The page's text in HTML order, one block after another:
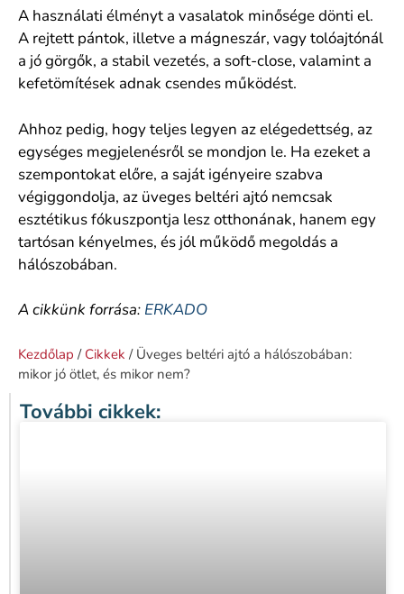
A használati élményt a vasalatok minősége dönti el.
A rejtett pántok, illetve a mágneszár, vagy tolóajtónál
a jó görgők, a stabil vezetés, a soft-close, valamint a
kefetömítések adnak csendes működést.
Ahhoz pedig, hogy teljes legyen az elégedettség, az
egységes megjelenésről se mondjon le. Ha ezeket a
szempontokat előre, a saját igényeire szabva
végiggondolja, az üveges beltéri ajtó nemcsak
esztétikus fókuszpontja lesz otthonának, hanem egy
tartósan kényelmes, és jól működő megoldás a
hálószobában.
A cikkünk forrása: ERKADO
Kezdőlap / Cikkek / Üveges beltéri ajtó a hálószobában:
mikor jó ötlet, és mikor nem?
További cikkek: